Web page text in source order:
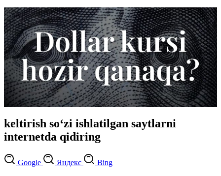
keltirish so‘zi ishlatilgan saytlarni
internetda qidiring
Google Яндекс Bing